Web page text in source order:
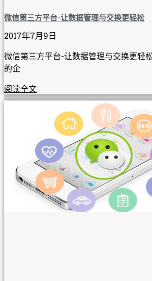
微信第三方平台-让数据管理与交换更轻松
2017年7月9日
微信第三方平台-让数据管理与交换更轻
的企
阅读全文